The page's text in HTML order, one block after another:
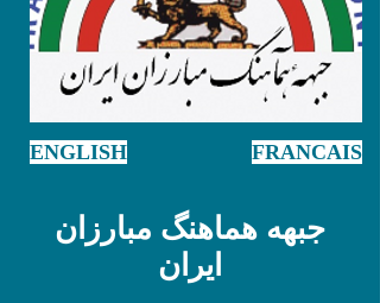
ENGLISH FRANCAIS
جبهه هماهنگ مبارزان
ایران